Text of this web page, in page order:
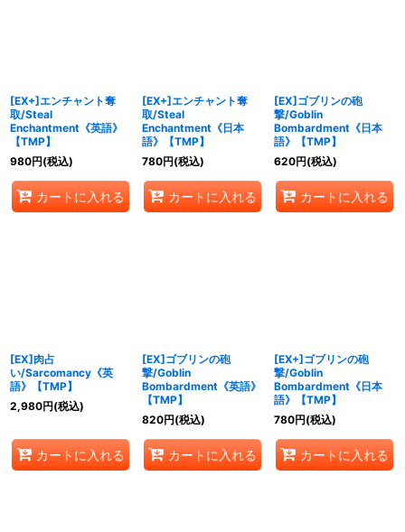
[EX+]エンチャント奪
取/Steal
Enchantment《英語》
【TMP】
980円(税込)
カートに入れる
[EX+]エンチャント奪
取/Steal
Enchantment《日本
語》【TMP】
780円(税込)
カートに入れる
[EX]ゴブリンの砲
撃/Goblin
Bombardment《日本
語》【TMP】
620円(税込)
カートに入れる
[EX]肉占
い/Sarcomancy《英
語》【TMP】
2,980円(税込)
カートに入れる
[EX]ゴブリンの砲
撃/Goblin
Bombardment《英語》
【TMP】
820円(税込)
カートに入れる
[EX+]ゴブリンの砲
撃/Goblin
Bombardment《日本
語》【TMP】
780円(税込)
カートに入れる